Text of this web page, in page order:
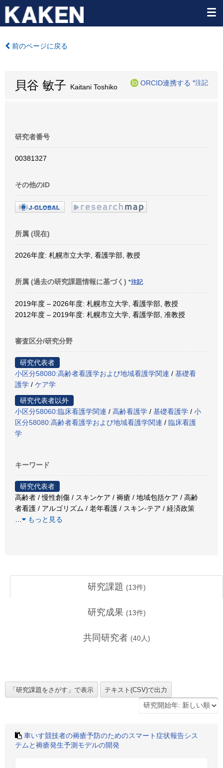
前のページに戻る
貝谷 敏子 Kaitani Toshiko
ORCID連携する *注記
研究者番号
00381327
その他のID
所属 (現在)
2026年度: 札幌市立大学, 看護学部, 教授
所属 (過去の研究課題情報に基づく) *注記
2019年度 – 2026年度: 札幌市立大学, 看護学部, 教授
2012年度 – 2019年度: 札幌市立大学, 看護学部, 准教授
審査区分/研究分野
研究代表者
小区分58080:高齢者看護学および地域看護学関連 / 基礎看
護学 / ケア学
研究代表者以外
小区分58060:臨床看護学関連 / 高齢看護学 / 基礎看護学 / 小
区分58080:高齢者看護学および地域看護学関連 / 臨床看護
学
キーワード
研究代表者
高齢者 / 慢性創傷 / スキンケア / 褥瘡 / 地域包括ケア / 高齢
者看護 / アルゴリズム / 老年看護 / スキン-テア / 経済政策
もっと見る
研究課題 (13件)
研究成果 (13件)
共同研究者 (40人)
車いす競技者の褥瘡予防のためのスマート症状報告シス
テムと褥瘡発生予測モデルの開発